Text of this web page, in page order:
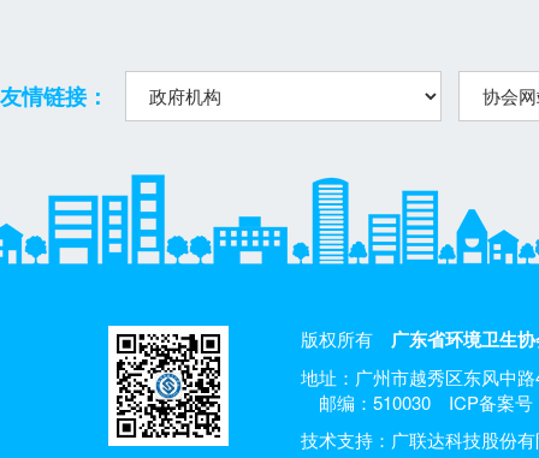
友情链接：
版权所有 广东省环境卫生
地址：广州市越秀区东风中
邮编：510030
ICP备案号
技术支持：广联达科技股份